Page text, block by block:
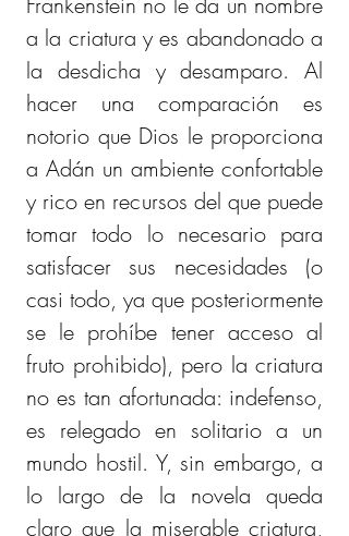
a la criatura y es abandonado a
la desdicha y desamparo. Al
hacer una comparación es
notorio que Dios le proporciona
a Adán un ambiente confortable
y rico en recursos del que puede
tomar todo lo necesario para
satisfacer sus necesidades (o
casi todo, ya que posteriormente
se le prohíbe tener acceso al
fruto prohibido), pero la criatura
no es tan afortunada: indefenso,
es relegado en solitario a un
mundo hostil. Y, sin embargo, a
lo largo de la novela queda
claro que la miserable criatura,